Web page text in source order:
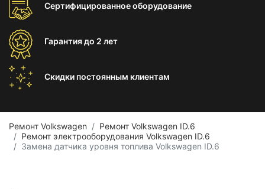
Сертифицированноеоборудование
Гарантиядо 2 лет
Скидки постоянным клиентам
Ремонт Volkswagen
Ремонт Volkswagen ID.6
Ремонт электрооборудования Volkswagen ID.6
Замена датчика уровня топлива Volkswagen ID.6